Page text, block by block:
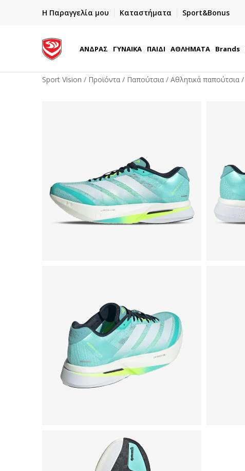
Η Παραγγελία μου Καταστήματα Sport&Bonus
ΕΓΓΡΑΦΕΙΤΕ
Και κερδίστε -10% με την πρώτη σας αγορά!
ΑΝΔΡΑΣ ΓΥΝΑΙΚΑ ΠΑΙΔΙ ΑΘΛΗΜΑΤΑ Brands
Sport Vision Προϊόντα Παπούτσια Αθλητικά παπούτσια